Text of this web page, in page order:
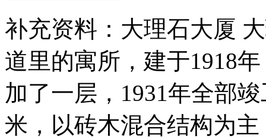
补充资料：大理石大厦
道里的寓所，建于1918
加了一层，1931年全部
米，以砖木混合结构为主